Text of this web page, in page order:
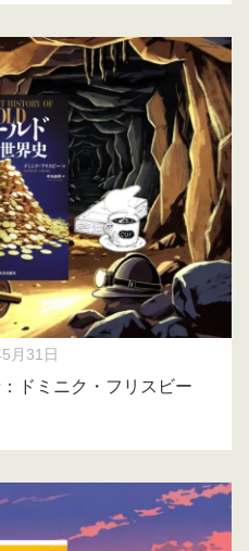
月31日
ドミニク・フリスビー